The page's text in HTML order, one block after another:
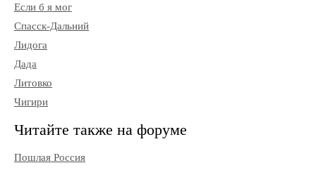
Если б я мог
Спасск-Дальний
Лидога
Дада
Литовко
Чигири
Читайте также на форуме
Пошлая Россия